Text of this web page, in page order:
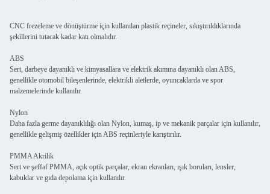
CNC frezeleme ve dönüştürme için kullanılan plastik reçineler, sıkıştırıldıklarında
şekillerini tutacak kadar katı olmalıdır.
ABS
Sert, darbeye dayanıklı ve kimyasallara ve elektrik akımına dayanıklı olan ABS,
genellikle otomobil bileşenlerinde, elektrikli aletlerde, oyuncaklarda ve spor
malzemelerinde kullanılır.
Nylon
Daha fazla germe dayanıklılığı olan Nylon, kumaş, ip ve mekanik parçalar için kullanılır,
genellikle gelişmiş özellikler için ABS reçinleriyle karıştırılır.
PMMA Akrilik
Sert ve şeffaf PMMA, açık optik parçalar, ekran ekranları, ışık boruları, lensler,
kabuklar ve gıda depolama için kullanılır.